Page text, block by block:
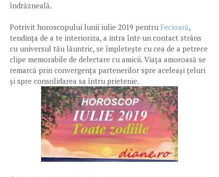
îndrăzneală.
Potrivit horoscopului lunii iulie 2019 pentru Fecioară,
tendința de a te interioriza, a intra într-un contact strâns
cu universul tău lăuntric, se împletește cu cea de a petrece
clipe memorabile de delectare cu amicii. Viața amoroasă se
remarcă prin convergența partenerilor spre aceleași țeluri
și spre consolidarea sa întru prietenie.